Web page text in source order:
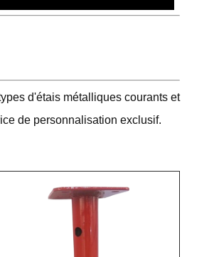
d'étais métalliques courants et
de personnalisation exclusif.